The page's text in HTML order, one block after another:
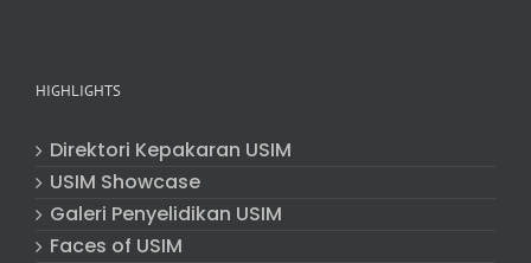
HIGHLIGHTS
Direktori Kepakaran USIM
USIM Showcase
Galeri Penyelidikan USIM
Faces of USIM